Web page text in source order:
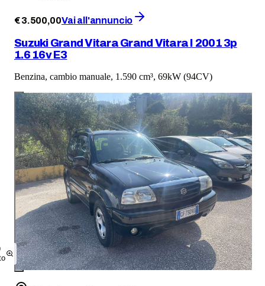
€3.500,00Vai all'annuncio
Suzuki Grand Vitara Grand Vitara I 2001 3p
1.6 16v E3
Benzina, cambio manuale, 1.590 cm³, 69kW (94CV)